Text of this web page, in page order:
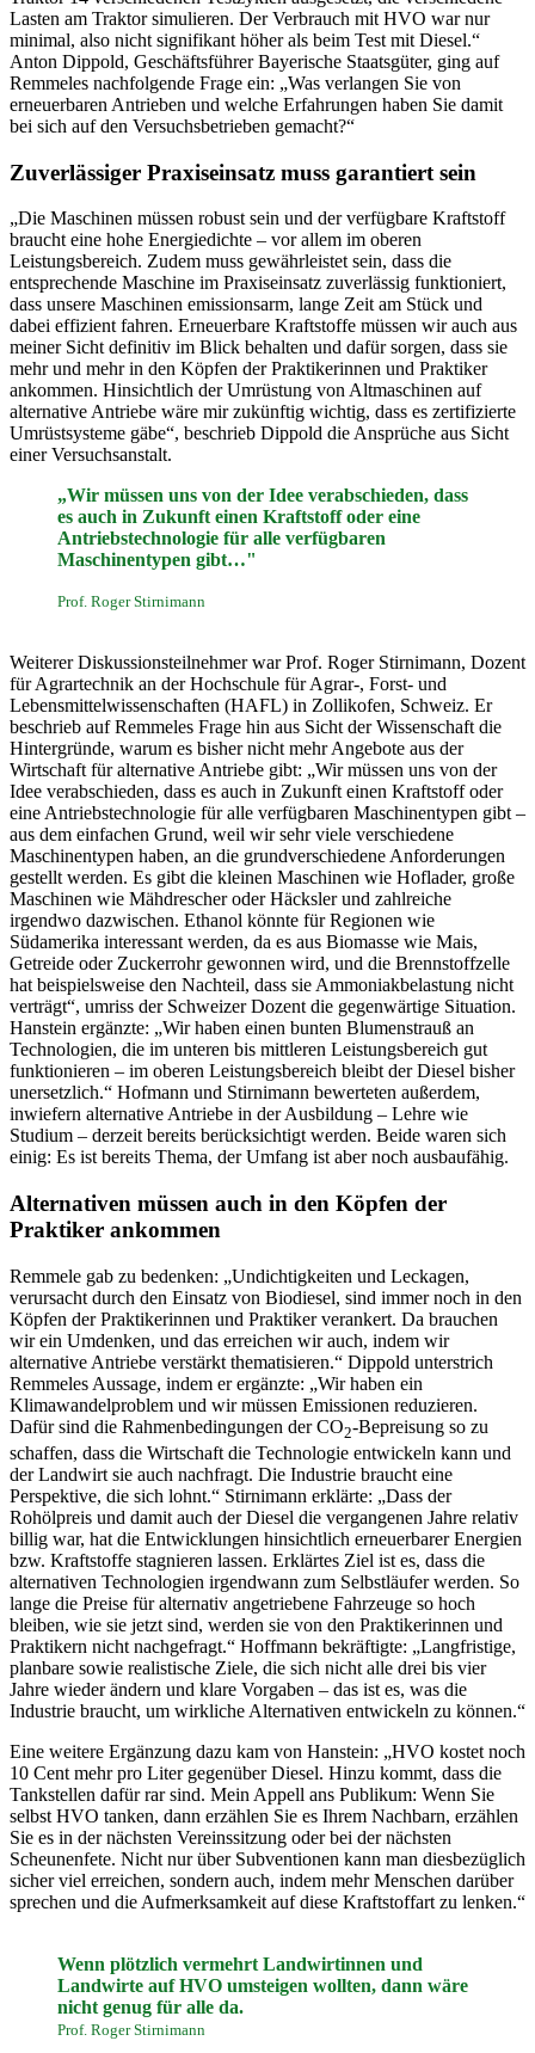
Lasten am Traktor simulieren. Der Verbrauch mit HVO war nur
minimal, also nicht signifikant höher als beim Test mit Diesel.“
Anton Dippold, Geschäftsführer Bayerische Staatsgüter, ging auf
Remmeles nachfolgende Frage ein: „Was verlangen Sie von
erneuerbaren Antrieben und welche Erfahrungen haben Sie damit
bei sich auf den Versuchsbetrieben gemacht?“
Zuverlässiger Praxiseinsatz muss garantiert sein
„Die Maschinen müssen robust sein und der verfügbare Kraftstoff
braucht eine hohe Energiedichte – vor allem im oberen
Leistungsbereich. Zudem muss gewährleistet sein, dass die
entsprechende Maschine im Praxiseinsatz zuverlässig funktioniert,
dass unsere Maschinen emissionsarm, lange Zeit am Stück und
dabei effizient fahren. Erneuerbare Kraftstoffe müssen wir auch aus
meiner Sicht definitiv im Blick behalten und dafür sorgen, dass sie
mehr und mehr in den Köpfen der Praktikerinnen und Praktiker
ankommen. Hinsichtlich der Umrüstung von Altmaschinen auf
alternative Antriebe wäre mir zukünftig wichtig, dass es zertifizierte
Umrüstsysteme gäbe“, beschrieb Dippold die Ansprüche aus Sicht
einer Versuchsanstalt.
„Wir müssen uns von der Idee verabschieden, dass
es auch in Zukunft einen Kraftstoff oder eine
Antriebstechnologie für alle verfügbaren
Maschinentypen gibt…"
Prof. Roger Stirnimann
Weiterer Diskussionsteilnehmer war Prof. Roger Stirnimann, Dozent
für Agrartechnik an der Hochschule für Agrar-, Forst- und
Lebensmittelwissenschaften (HAFL) in Zollikofen, Schweiz. Er
beschrieb auf Remmeles Frage hin aus Sicht der Wissenschaft die
Hintergründe, warum es bisher nicht mehr Angebote aus der
Wirtschaft für alternative Antriebe gibt: „Wir müssen uns von der
Idee verabschieden, dass es auch in Zukunft einen Kraftstoff oder
eine Antriebstechnologie für alle verfügbaren Maschinentypen gibt –
aus dem einfachen Grund, weil wir sehr viele verschiedene
Maschinentypen haben, an die grundverschiedene Anforderungen
gestellt werden. Es gibt die kleinen Maschinen wie Hoflader, große
Maschinen wie Mähdrescher oder Häcksler und zahlreiche
irgendwo dazwischen. Ethanol könnte für Regionen wie
Südamerika interessant werden, da es aus Biomasse wie Mais,
Getreide oder Zuckerrohr gewonnen wird, und die Brennstoffzelle
hat beispielsweise den Nachteil, dass sie Ammoniakbelastung nicht
verträgt“, umriss der Schweizer Dozent die gegenwärtige Situation.
Hanstein ergänzte: „Wir haben einen bunten Blumenstrauß an
Technologien, die im unteren bis mittleren Leistungsbereich gut
funktionieren – im oberen Leistungsbereich bleibt der Diesel bisher
unersetzlich.“ Hofmann und Stirnimann bewerteten außerdem,
inwiefern alternative Antriebe in der Ausbildung – Lehre wie
Studium – derzeit bereits berücksichtigt werden. Beide waren sich
einig: Es ist bereits Thema, der Umfang ist aber noch ausbaufähig.
Alternativen müssen auch in den Köpfen der
Praktiker ankommen
Remmele gab zu bedenken: „Undichtigkeiten und Leckagen,
verursacht durch den Einsatz von Biodiesel, sind immer noch in den
Köpfen der Praktikerinnen und Praktiker verankert. Da brauchen
wir ein Umdenken, und das erreichen wir auch, indem wir
alternative Antriebe verstärkt thematisieren.“ Dippold unterstrich
Remmeles Aussage, indem er ergänzte: „Wir haben ein
Klimawandelproblem und wir müssen Emissionen reduzieren.
Dafür sind die Rahmenbedingungen der CO2-Bepreisung so zu
schaffen, dass die Wirtschaft die Technologie entwickeln kann und
der Landwirt sie auch nachfragt. Die Industrie braucht eine
Perspektive, die sich lohnt.“ Stirnimann erklärte: „Dass der
Rohölpreis und damit auch der Diesel die vergangenen Jahre relativ
billig war, hat die Entwicklungen hinsichtlich erneuerbarer Energien
bzw. Kraftstoffe stagnieren lassen. Erklärtes Ziel ist es, dass die
alternativen Technologien irgendwann zum Selbstläufer werden. So
lange die Preise für alternativ angetriebene Fahrzeuge so hoch
bleiben, wie sie jetzt sind, werden sie von den Praktikerinnen und
Praktikern nicht nachgefragt.“ Hoffmann bekräftigte: „Langfristige,
planbare sowie realistische Ziele, die sich nicht alle drei bis vier
Jahre wieder ändern und klare Vorgaben – das ist es, was die
Industrie braucht, um wirkliche Alternativen entwickeln zu können.“
Eine weitere Ergänzung dazu kam von Hanstein: „HVO kostet noch
10 Cent mehr pro Liter gegenüber Diesel. Hinzu kommt, dass die
Tankstellen dafür rar sind. Mein Appell ans Publikum: Wenn Sie
selbst HVO tanken, dann erzählen Sie es Ihrem Nachbarn, erzählen
Sie es in der nächsten Vereinssitzung oder bei der nächsten
Scheunenfete. Nicht nur über Subventionen kann man diesbezüglich
sicher viel erreichen, sondern auch, indem mehr Menschen darüber
sprechen und die Aufmerksamkeit auf diese Kraftstoffart zu lenken.“
Wenn plötzlich vermehrt Landwirtinnen und
Landwirte auf HVO umsteigen wollten, dann wäre
nicht genug für alle da.
Prof. Roger Stirnimann